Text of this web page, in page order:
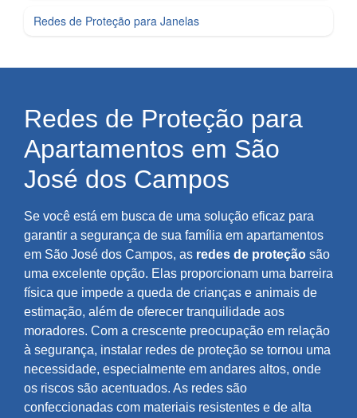
Redes de Proteção para Janelas
Redes de Proteção para
Apartamentos em São
José dos Campos
Se você está em busca de uma solução eficaz para
garantir a segurança de sua família em apartamentos
em São José dos Campos, as redes de proteção são
uma excelente opção. Elas proporcionam uma barreira
física que impede a queda de crianças e animais de
estimação, além de oferecer tranquilidade aos
moradores. Com a crescente preocupação em relação
à segurança, instalar redes de proteção se tornou uma
necessidade, especialmente em andares altos, onde
os riscos são acentuados. As redes são
confeccionadas com materiais resistentes e de alta